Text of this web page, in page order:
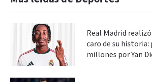
Real Madrid
caro de su historia:
millones por Yan